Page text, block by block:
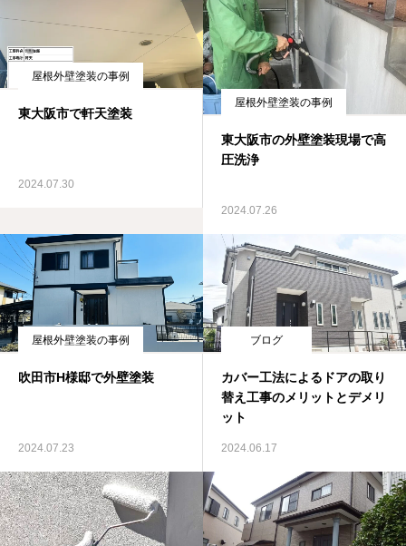
屋根外壁塗装の事例
東大阪市で軒天塗装
2024.07.30
屋根外壁塗装の事例
東大阪市の外壁塗装現場で高
圧洗浄
2024.07.26
屋根外壁塗装の事例
吹田市H様邸で外壁塗装
2024.07.23
ブログ
カバー工法によるドアの取り
替え工事のメリットとデメリ
ット
2024.06.17